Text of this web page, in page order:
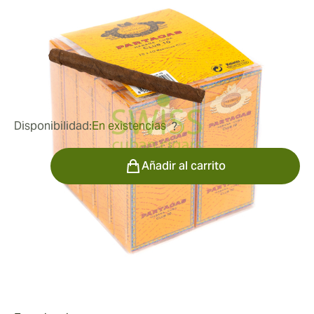
Longitud:97 mm / 3.8 pulgadas
0Reseñas
78,49 € fue 97,67 €-20%
Disponibilidad:En existencias ?
Cantidad
Añadir al carrito
Valor de Partagas Club